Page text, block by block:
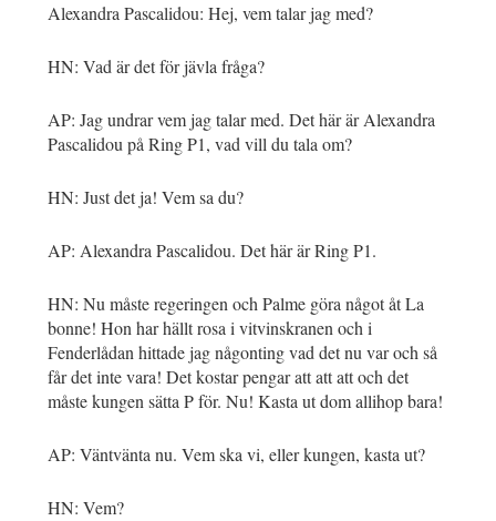
Alexandra Pascalidou: Hej, vem talar jag med?
HN: Vad är det för jävla fråga?
AP: Jag undrar vem jag talar med. Det här är Alexandra
Pascalidou på Ring P1, vad vill du tala om?
HN: Just det ja! Vem sa du?
AP: Alexandra Pascalidou. Det här är Ring P1.
HN: Nu måste regeringen och Palme göra något åt La
bonne! Hon har hällt rosa i vitvinskranen och i
Fenderlådan hittade jag någonting vad det nu var och så
får det inte vara! Det kostar pengar att att att och det
måste kungen sätta P för. Nu! Kasta ut dom allihop bara!
AP: Väntvänta nu. Vem ska vi, eller kungen, kasta ut?
HN: Vem?